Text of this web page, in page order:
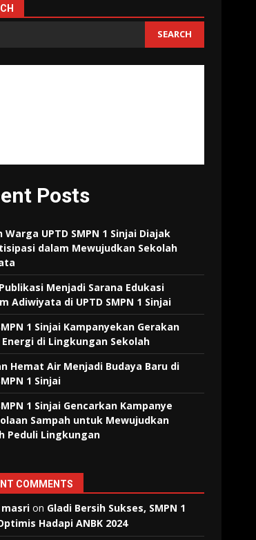
SEARCH
Posts
Warga UPTD SMPN 1 Sinjai Diajak
dalam Mewujudkan Sekolah
Menjadi Sarana Edukasi
Adiwiyata di UPTD SMPN 1 Sinjai
1 Sinjai Kampanyekan Gerakan
di Lingkungan Sekolah
Hemat Air Menjadi Budaya Baru di
1 Sinjai
1 Sinjai Gencarkan Kampanye
Sampah untuk Mewujudkan
Peduli Lingkungan
COMMENTS
on Gladi Bersih Sukses, SMPN 1
Hadapi ANBK 2024